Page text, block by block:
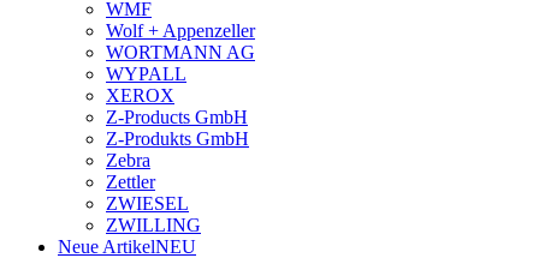
WMF
Wolf + Appenzeller
WORTMANN AG
WYPALL
XEROX
Z-Products GmbH
Z-Produkts GmbH
Zebra
Zettler
ZWIESEL
ZWILLING
Neue ArtikelNEU